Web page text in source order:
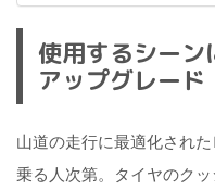
使用するシーン
アップグレード
山道の走行に最適化され
乗る人次第。タイヤのク